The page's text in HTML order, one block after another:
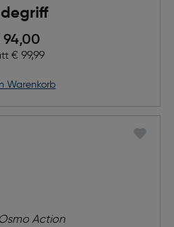
nach Rabatts
94,00
Ursprünglicher Preis
€ 99,99
Warenkorb